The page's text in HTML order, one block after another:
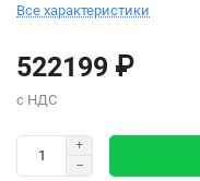
Все характеристики
522199 ₽